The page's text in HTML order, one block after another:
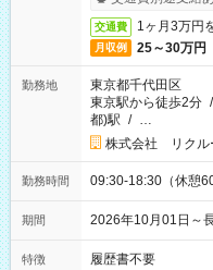
交通費 1ヶ月3万円
月収例 25～30万円
勤務地
東京都千代田区
東京駅から徒歩2分 /
都)駅 / …
株式会社 リクル
勤務時間 09:30-18:30（休憩
期間 2026年10月01日
特徴 履歴書不要